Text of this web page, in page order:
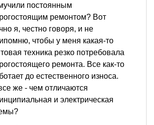
постоянным
ремонтом? Вот
я, честно говоря, и не
чтобы у меня какая-то
техника резко потребовала
ремонта. Все как-то
до естественного износа.
же - чем отличаются
и электрическая